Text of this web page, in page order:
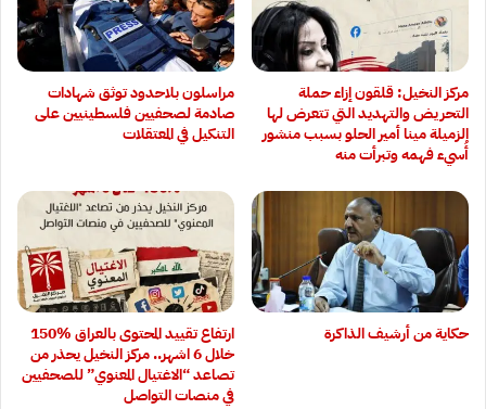
مركز النخيل: قلقون إزاء حملة
التحريض والتهديد التي تتعرض لها
الزميلة مينا أمير الحلو بسبب منشور
أُسيء فهمه وتبرأت منه
‏مراسلون بلاحدود توثق شهادات
صادمة لصحفيين فلسطينيين على
التنكيل في المعتقلات
حكاية من أرشيف الذاكرة
ارتفاع تقييد المحتوى بالعراق 15‎0‎%‎
خلال 6 اشهر.. مركز النخيل يحذر من
تصاعد “الاغتيال المعنوي” للصحفيين
في منصات التواصل